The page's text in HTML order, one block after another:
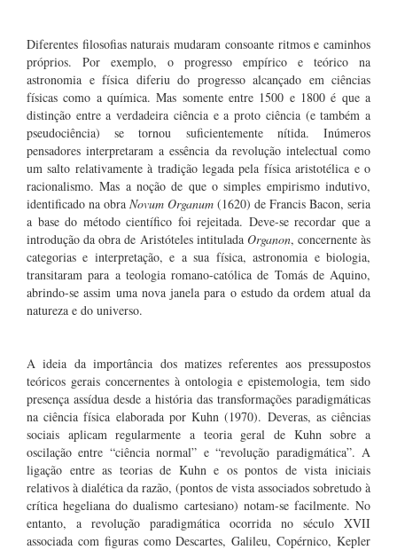
Diferentes filosofias naturais mudaram consoante ritmos e caminhos
próprios. Por exemplo, o progresso empírico e teórico na
astronomia e física diferiu do progresso alcançado em ciências
físicas como a química. Mas somente entre 1500 e 1800 é que a
distinção entre a verdadeira ciência e a proto ciência (e também a
pseudociência) se tornou suficientemente nítida. Inúmeros
pensadores interpretaram a essência da revolução intelectual como
um salto relativamente à tradição legada pela física aristotélica e o
racionalismo. Mas a noção de que o simples empirismo indutivo,
identificado na obra Novum Organum (1620) de Francis Bacon, seria
a base do método científico foi rejeitada. Deve-se recordar que a
introdução da obra de Aristóteles intitulada Organon, concernente às
categorias e interpretação, e a sua física, astronomia e biologia,
transitaram para a teologia romano-católica de Tomás de Aquino,
abrindo-se assim uma nova janela para o estudo da ordem atual da
natureza e do universo.
A ideia da importância dos matizes referentes aos pressupostos
teóricos gerais concernentes à ontologia e epistemologia, tem sido
presença assídua desde a história das transformações paradigmáticas
na ciência física elaborada por Kuhn (1970). Deveras, as ciências
sociais aplicam regularmente a teoria geral de Kuhn sobre a
oscilação entre “ciência normal” e “revolução paradigmática”. A
ligação entre as teorias de Kuhn e os pontos de vista iniciais
relativos à dialética da razão, (pontos de vista associados sobretudo à
crítica hegeliana do dualismo cartesiano) notam-se facilmente. No
entanto, a revolução paradigmática ocorrida no século XVII
associada com figuras como Descartes, Galileu, Copérnico, Kepler